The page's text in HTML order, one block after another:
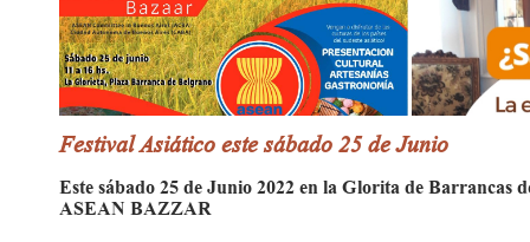
Festival Asiático este sábado 25 de Junio
Este sábado 25 de Junio 2022 en la Glorita de Barrancas
ASEAN BAZZAR